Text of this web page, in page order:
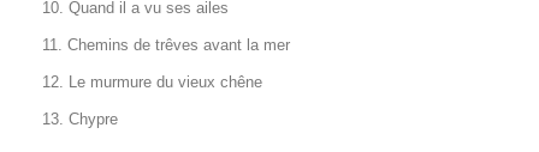
10. Quand il a vu ses ailes
11. Chemins de trêves avant la mer
12. Le murmure du vieux chêne
13. Chypre